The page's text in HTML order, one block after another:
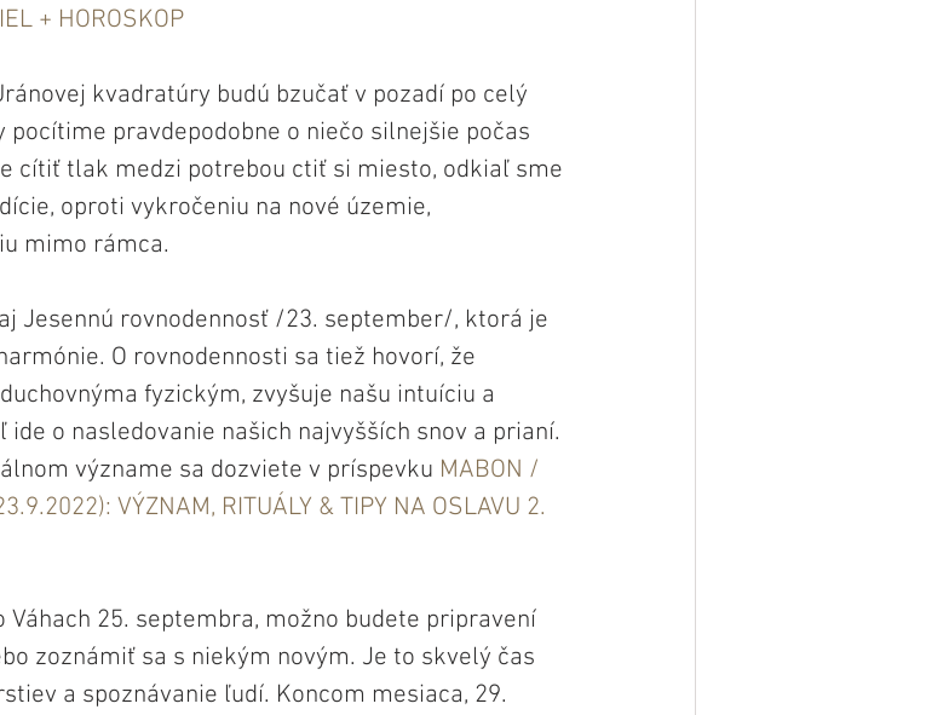
+ HOROSKOP
kvadratúry budú bzučať v pozadí po celý
pravdepodobne o niečo silnejšie počas
cítiť tlak medzi potrebou ctiť si miesto, odkiaľ sme
oproti vykročeniu na nové územie,
mimo rámca.
Jesennú rovnodennosť /23. september/, ktorá je
O rovnodennosti sa tiež hovorí, že
fyzickým, zvyšuje našu intuíciu a
o nasledovanie našich najvyšších snov a prianí.
význame sa dozviete v príspevku MABON /
VÝZNAM, RITUÁLY & TIPY NA OSLAVU 2.
Váhach 25. septembra, možno budete pripravení
zoznámiť sa s niekým novým. Je to skvelý čas
a spoznávanie ľudí. Koncom mesiaca, 29.